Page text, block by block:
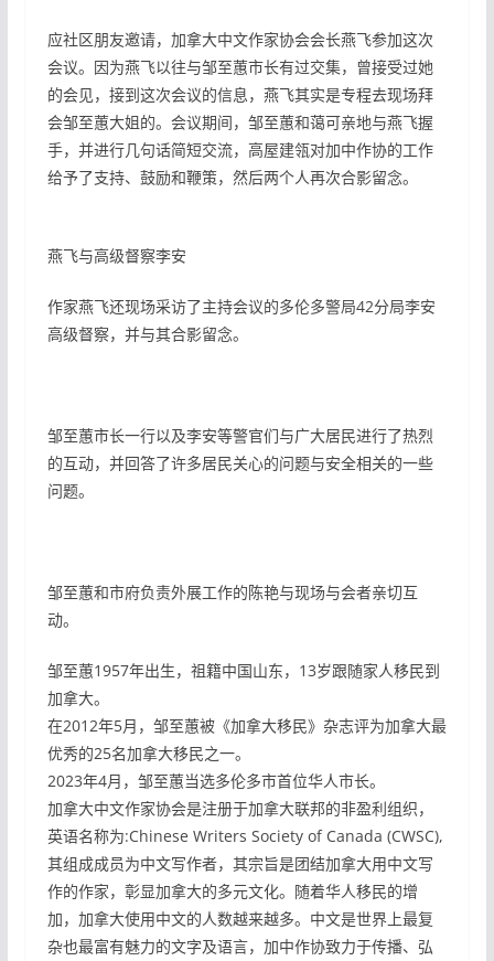
应社区朋友邀请，加拿大中文作家协会会长燕飞参加这次
会议。因为燕飞以往与邹至蕙市长有过交集，曾接受过她
的会见，接到这次会议的信息，燕飞其实是专程去现场拜
会邹至蕙大姐的。会议期间，邹至蕙和蔼可亲地与燕飞握
手，并进行几句话简短交流，高屋建瓴对加中作协的工作
给予了支持、鼓励和鞭策，然后两个人再次合影留念。
燕飞与高级督察李安
作家燕飞还现场采访了主持会议的多伦多警局42分局李安
高级督察，并与其合影留念。
邹至蕙市长一行以及李安等警官们与广大居民进行了热烈
的互动，并回答了许多居民关心的问题与安全相关的一些
问题。
邹至蕙和市府负责外展工作的陈艳与现场与会者亲切互
动。
邹至蕙1957年出生，祖籍中国山东，13岁跟随家人移民到
加拿大。
在2012年5月，邹至蕙被《加拿大移民》杂志评为加拿大最
优秀的25名加拿大移民之一。
2023年4月，邹至蕙当选多伦多市首位华人市长。
加拿大中文作家协会是注册于加拿大联邦的非盈利组织，
英语名称为:Chinese Writers Society of Canada (CWSC),
其组成成员为中文写作者，其宗旨是团结加拿大用中文写
作的作家，彰显加拿大的多元文化。随着华人移民的增
加，加拿大使用中文的人数越来越多。中文是世界上最复
杂也最富有魅力的文字及语言，加中作协致力于传播、弘